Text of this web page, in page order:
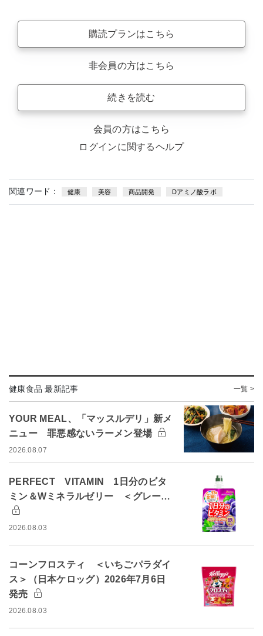
購読プランはこちら
非会員の方はこちら
続きを読む
会員の方はこちら
ログインに関するヘルプ
関連ワード： 健康 美容 商品開発 Dアミノ酸ラボ
健康食品 最新記事 一覧 >
YOUR MEAL、「マッスルデリ」新メ
ニュー 罪悪感ないラーメン登場
2026.08.07
PERFECT VITAMIN 1日分のビタ
ミン＆Wミネラルゼリー ＜グレー…
2026.08.03
コーンフロスティ ＜いちごパラダイ
ス＞（日本ケロッグ）2026年7月6日
発売
2026.08.03